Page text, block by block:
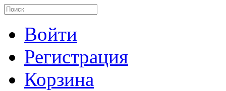
Войти
Регистрация
Корзина